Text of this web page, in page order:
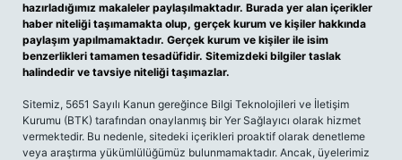
hazırladığımız makaleler paylaşılmaktadır. Burada yer alan içerikler
haber niteliği taşımamakta olup, gerçek kurum ve kişiler hakkında
paylaşım yapılmamaktadır. Gerçek kurum ve kişiler ile isim
benzerlikleri tamamen tesadüfidir. Sitemizdeki bilgiler taslak
halindedir ve tavsiye niteliği taşımazlar.
Sitemiz, 5651 Sayılı Kanun gereğince Bilgi Teknolojileri ve İletişim
Kurumu (BTK) tarafından onaylanmış bir Yer Sağlayıcı olarak hizmet
vermektedir. Bu nedenle, sitedeki içerikleri proaktif olarak denetleme
veya araştırma yükümlülüğümüz bulunmamaktadır. Ancak, üyelerimiz